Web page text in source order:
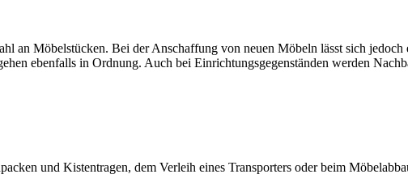
an Möbelstücken. Bei der Anschaffung von neuen Möbeln lässt sich
ebenfalls in Ordnung. Auch bei Einrichtungsgegenständen werden
und Kistentragen, dem Verleih eines Transporters oder beim